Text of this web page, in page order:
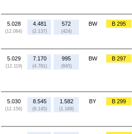
5.028
(12.084)
4.481
(2.137)
572
(424)
BW B 295
5.029
(12.119)
7.170
(4.781)
995
(845)
BW B 297
5.030
(12.156)
8.545
(6.145)
1.582
(1.169)
BY B 299